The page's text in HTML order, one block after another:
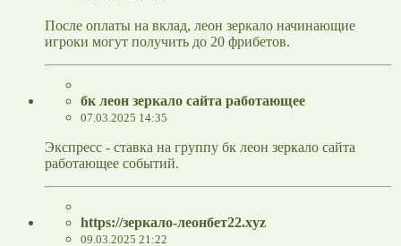
После оплаты на вклад, леон зеркало начинающие
игроки могут получить до 20 фрибетов.
бк леон зеркало сайта работающее
07.03.2025 14:35
Экспресс - ставка на группу бк леон зеркало сайта
работающее событий.
https://зеркало-леонбет22.xyz
09.03.2025 21:22